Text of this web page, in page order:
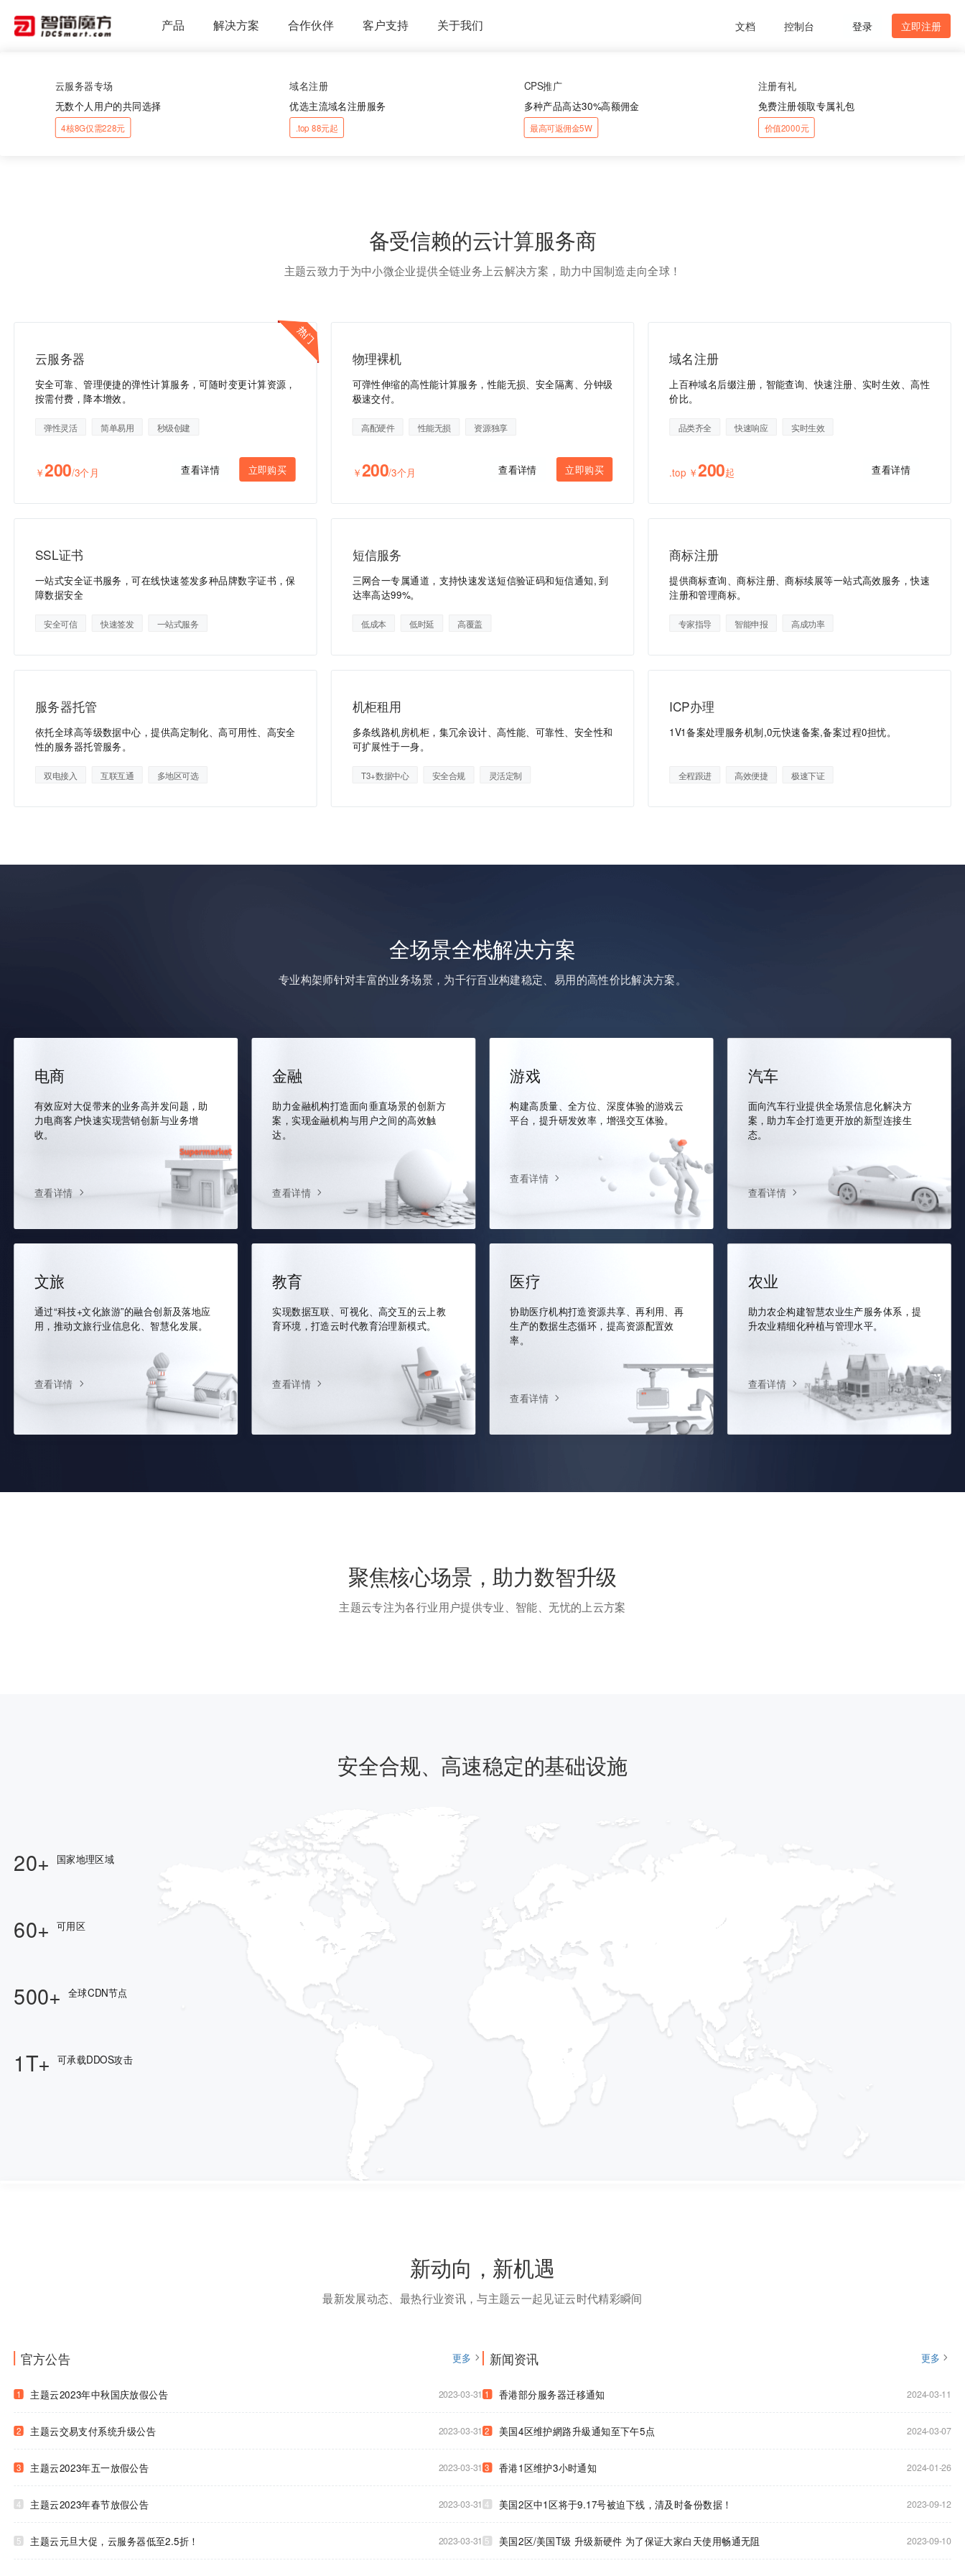
产品 解决方案 合作伙伴 客户支持 关于我们 文档 控制台 登录 立即注册
云服务器专场
无数个人用户的共同选择
4核8G仅需228元
域名注册
优选主流域名注册服务
.top 88元起
CPS推广
多种产品高达30%高额佣金
最高可返佣金5W
注册有礼
免费注册领取专属礼包
价值2000元
备受信赖的云计算服务商
主题云致力于为中小微企业提供全链业务上云解决方案，助力中国制造走向全球！
云服务器
安全可靠、管理便捷的弹性计算服务，可随时变更计算资源，
按需付费，降本增效。
弹性灵活 简单易用 秒级创建
￥200/3个月 查看详情 立即购买
物理裸机
可弹性伸缩的高性能计算服务，性能无损、安全隔离、分钟级
极速交付。
高配硬件 性能无损 资源独享
￥200/3个月 查看详情 立即购买
域名注册
上百种域名后缀注册，智能查询、快速注册、实时生效、高性
价比。
品类齐全 快速响应 实时生效
.top ￥200起 查看详情
SSL证书
一站式安全证书服务，可在线快速签发多种品牌数字证书，保
障数据安全
安全可信 快速签发 一站式服务
短信服务
三网合一专属通道，支持快速发送短信验证码和短信通知, 到
达率高达99%。
低成本 低时延 高覆盖
商标注册
提供商标查询、商标注册、商标续展等一站式高效服务，快速
注册和管理商标。
专家指导 智能申报 高成功率
服务器托管
依托全球高等级数据中心，提供高定制化、高可用性、高安全
性的服务器托管服务。
双电接入 互联互通 多地区可选
机柜租用
多条线路机房机柜，集冗余设计、高性能、可靠性、安全性和
可扩展性于一身。
T3+数据中心 安全合规 灵活定制
ICP办理
1V1备案处理服务机制,0元快速备案,备案过程0担忧。
全程跟进 高效便捷 极速下证
全场景全栈解决方案
专业构架师针对丰富的业务场景，为千行百业构建稳定、易用的高性价比解决方案。
电商
有效应对大促带来的业务高并发问题，助
力电商客户快速实现营销创新与业务增
收。
查看详情
金融
助力金融机构打造面向垂直场景的创新方
案，实现金融机构与用户之间的高效触
达。
查看详情
游戏
构建高质量、全方位、深度体验的游戏云
平台，提升研发效率，增强交互体验。
查看详情
汽车
面向汽车行业提供全场景信息化解决方
案，助力车企打造更开放的新型连接生
态。
查看详情
文旅
通过“科技+文化旅游”的融合创新及落地应
用，推动文旅行业信息化、智慧化发展。
查看详情
教育
实现数据互联、可视化、高交互的云上教
育环境，打造云时代教育治理新模式。
查看详情
医疗
协助医疗机构打造资源共享、再利用、再
生产的数据生态循环，提高资源配置效
率。
查看详情
农业
助力农企构建智慧农业生产服务体系，提
升农业精细化种植与管理水平。
查看详情
聚焦核心场景，助力数智升级
主题云专注为各行业用户提供专业、智能、无忧的上云方案
安全合规、高速稳定的基础设施
20+ 国家地理区域
60+ 可用区
500+ 全球CDN节点
1T+ 可承载DDOS攻击
新动向，新机遇
最新发展动态、最热行业资讯，与主题云一起见证云时代精彩瞬间
官方公告 更多
1 主题云2023年中秋国庆放假公告 2023-03-31
2 主题云交易支付系统升级公告 2023-03-31
3 主题云2023年五一放假公告 2023-03-31
4 主题云2023年春节放假公告 2023-03-31
5 主题云元旦大促，云服务器低至2.5折！ 2023-03-31
新闻资讯 更多
1 香港部分服务器迁移通知 2024-03-11
2 美国4区维护網路升級通知至下午5点 2024-03-07
3 香港1区维护3小时通知 2024-01-26
4 美国2区中1区将于9.17号被迫下线，清及时备份数据！ 2023-09-12
5 美国2区/美国T级 升级新硬件 为了保证大家白天使用畅通无阻 2023-09-10